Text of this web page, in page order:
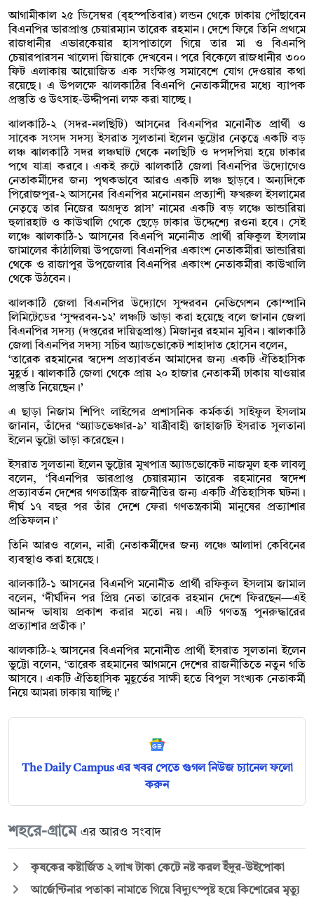
আগামীকাল ২৫ ডিসেম্বর (বৃহস্পতিবার) লন্ডন থেকে ঢাকায় পৌঁছাবেন
বিএনপির ভারপ্রাপ্ত চেয়ারম্যান তারেক রহমান। দেশে ফিরে তিনি প্রথমে
রাজধানীর এভারকেয়ার হাসপাতালে গিয়ে তার মা ও বিএনপি
চেয়ারপারসন খালেদা জিয়াকে দেখবেন। পরে বিকেলে রাজধানীর ৩০০
ফিট এলাকায় আয়োজিত এক সংক্ষিপ্ত সমাবেশে যোগ দেওয়ার কথা
রয়েছে। এ উপলক্ষে ঝালকাঠির বিএনপি নেতাকর্মীদের মধ্যে ব্যাপক
প্রস্তুতি ও উৎসাহ-উদ্দীপনা লক্ষ করা যাচ্ছে।
ঝালকাঠি-২ (সদর-নলছিটি) আসনের বিএনপির মনোনীত প্রার্থী ও
সাবেক সংসদ সদস্য ইসরাত সুলতানা ইলেন ভুট্টোর নেতৃত্বে একটি বড়
লঞ্চ ঝালকাঠি সদর লঞ্চঘাট থেকে নলছিটি ও দপদপিয়া হয়ে ঢাকার
পথে যাত্রা করবে। একই রুটে ঝালকাঠি জেলা বিএনপির উদ্যোগেও
নেতাকর্মীদের জন্য পৃথকভাবে আরও একটি লঞ্চ ছাড়বে। অন্যদিকে
পিরোজপুর-২ আসনের বিএনপির মনোনয়ন প্রত্যাশী ফখরুল ইসলামের
নেতৃত্বে তার নিজের অগ্রদূত প্লাস’ নামের একটি বড় লঞ্চে ভান্ডারিয়া
হুলারহাট ও কাউখালি থেকে ছেড়ে ঢাকার উদ্দেশ্যে রওনা হবে। সেই
লঞ্চে ঝালকাঠি-১ আসনের বিএনপি মনোনীত প্রার্থী রফিকুল ইসলাম
জামালের কাঁঠালিয়া উপজেলা বিএনপির একাংশ নেতাকর্মীরা ভান্ডারিয়া
থেকে ও রাজাপুর উপজেলার বিএনপির একাংশ নেতাকর্মীরা কাউখালি
থেকে উঠবেন।
ঝালকাঠি জেলা বিএনপির উদ্যোগে সুন্দরবন নেভিগেশন কোম্পানি
লিমিটেডের ‘সুন্দরবন-১২’ লঞ্চটি ভাড়া করা হয়েছে বলে জানান জেলা
বিএনপির সদস্য (দপ্তরের দায়িত্বপ্রাপ্ত) মিজানুর রহমান মুবিন। ঝালকাঠি
জেলা বিএনপির সদস্য সচিব অ্যাডভোকেট শাহাদাত হোসেন বলেন,
‘তারেক রহমানের স্বদেশ প্রত্যাবর্তন আমাদের জন্য একটি ঐতিহাসিক
মুহূর্ত। ঝালকাঠি জেলা থেকে প্রায় ২০ হাজার নেতাকর্মী ঢাকায় যাওয়ার
প্রস্তুতি নিয়েছেন।’
এ ছাড়া নিজাম শিপিং লাইন্সের প্রশাসনিক কর্মকর্তা সাইফুল ইসলাম
জানান, তাঁদের ‘অ্যাডভেঞ্চার-৯’ যাত্রীবাহী জাহাজটি ইসরাত সুলতানা
ইলেন ভুট্টো ভাড়া করেছেন।
ইসরাত সুলতানা ইলেন ভুট্টোর মুখপাত্র অ্যাডভোকেট নাজমুল হক লাবলু
বলেন, ‘বিএনপির ভারপ্রাপ্ত চেয়ারম্যান তারেক রহমানের স্বদেশ
প্রত্যাবর্তন দেশের গণতান্ত্রিক রাজনীতির জন্য একটি ঐতিহাসিক ঘটনা।
দীর্ঘ ১৭ বছর পর তাঁর দেশে ফেরা গণতন্ত্রকামী মানুষের প্রত্যাশার
প্রতিফলন।’
তিনি আরও বলেন, নারী নেতাকর্মীদের জন্য লঞ্চে আলাদা কেবিনের
ব্যবস্থাও করা হয়েছে।
ঝালকাঠি-১ আসনের বিএনপি মনোনীত প্রার্থী রফিকুল ইসলাম জামাল
বলেন, ‘দীর্ঘদিন পর প্রিয় নেতা তারেক রহমান দেশে ফিরছেন—এই
আনন্দ ভাষায় প্রকাশ করার মতো নয়। এটি গণতন্ত্র পুনরুদ্ধারের
প্রত্যাশার প্রতীক।’
ঝালকাঠি-২ আসনের বিএনপির মনোনীত প্রার্থী ইসরাত সুলতানা ইলেন
ভুট্টো বলেন, ‘তারেক রহমানের আগমনে দেশের রাজনীতিতে নতুন গতি
আসবে। একটি ঐতিহাসিক মুহূর্তের সাক্ষী হতে বিপুল সংখ্যক নেতাকর্মী
নিয়ে আমরা ঢাকায় যাচ্ছি।’
The Daily Campus এর খবর পেতে গুগল নিউজ চ্যানেল ফলো
করুন
শহরে-গ্রামে এর আরও সংবাদ
কৃষকের কষ্টার্জিত ২ লাখ টাকা কেটে নষ্ট করল ইঁদুর-উইপোকা
আর্জেন্টিনার পতাকা নামাতে গিয়ে বিদ্যুৎস্পৃষ্ট হয়ে কিশোরের মৃত্যু